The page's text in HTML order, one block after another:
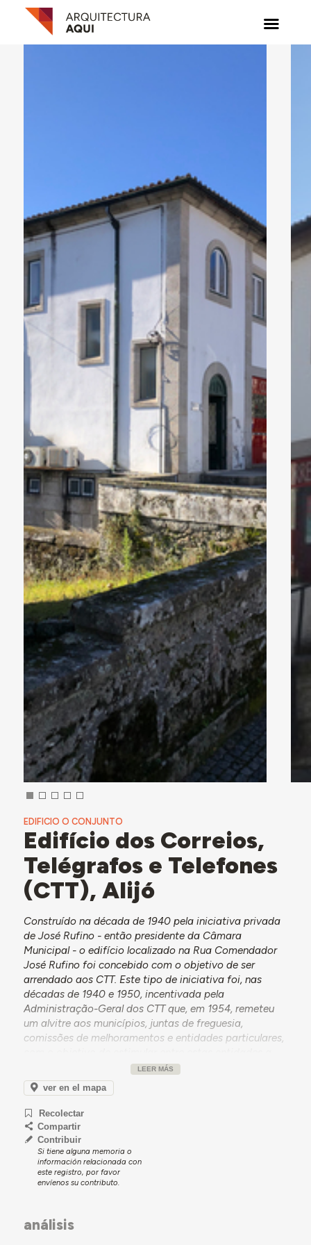
EDIFICIO O CONJUNTO
Edifício dos Correios,
Telégrafos e Telefones
(CTT), Alijó
Construído na década de 1940 pela iniciativa privada
de José Rufino - então presidente da Câmara
Municipal - o edifício localizado na Rua Comendador
José Rufino foi concebido com o objetivo de ser
arrendado aos CTT. Este tipo de iniciativa foi, nas
décadas de 1940 e 1950, incentivada pela
Administração-Geral dos CTT que, em 1954, remeteu
um alvitre aos municípios, juntas de freguesia,
comissões de melhoramentos e entidades particulares,
construção de edifícios destinados a albergar os seus
serviços. O edifício dos CTT de Alijó aparece no alvitre
entre os escolhidos para ilustrar este tipo de iniciativa
que, a partir de 1948, se transformou num plano de
ação desta Administração-Geral.
Coincidentemente, no ano de publicação deste alvitre,
em agosto de 1954, o edifício construído para
arrendamento aos CTT foi adquirido pelos mesmos, no
seguimento de longas negociações sobre as
Embora os CTT tenham assumido, ao longo deste
processo, a responsabilidade de conservação do
LEER MÁS
ver en el mapa
Recolectar
Compartir
Contribuir
Si tiene alguna memoria o
información relacionada con
este registro, por favor
envíenos su contributo.
análisis